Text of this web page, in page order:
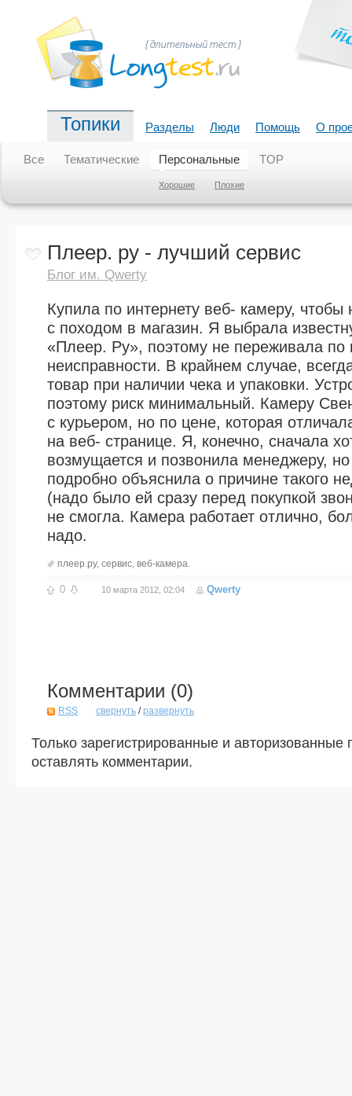
Топики Разделы Люди Помощь О
Все Тематические Персональные
Хорошие Плохие
TOP
Плеер. ру - лучший сервис
Блог им. Qwerty
Купила по интернету веб- камеру, чтобы
с походом в магазин. Я выбрала
«Плеер. Ру», поэтому не переживала по
неисправности. В крайнем случае,
товар при наличии чека и упаковки.
поэтому риск минимальный. Камеру
с курьером, но по цене, которая
на веб- странице. Я, конечно, сначала
возмущается и позвонила менеджеру,
подробно объяснила о причине такого
(надо было ей сразу перед покупкой
не смогла. Камера работает отлично,
надо.
плеер.ру, сервис, веб-камера.
0 10 марта 2012, 02:04 Qwerty
Комментарии (0)
RSS свернуть /развернуть
Только зарегистрированные и авторизованные
оставлять комментарии.